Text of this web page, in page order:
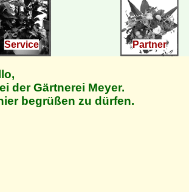
Service Partner
der Gärtnerei Meyer.
begrüßen zu dürfen.